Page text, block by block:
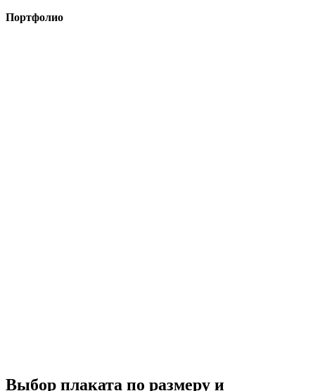
Портфолио
Выбор плаката по размеру и